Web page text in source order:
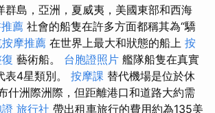
群島，亞洲，夏威夷，美國東部和西海
薦 社會的船隻在許多方面都稱其為“驕
摩推薦 在世界上最大和狀態的船上 按
藝術船。 台胞證照片 艦隊船隻在真實
表4星類別。 按摩課 替代機場是位於休
什洲際洲際，但距離港口和道路大約需
旅行社 帶出租車旅行的費用約為135美